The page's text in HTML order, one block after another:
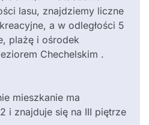
lasu, znajdziemy liczne
a w odległości 5
plażę i ośrodek
Chechelskim .
mieszkanie ma
i znajduje się na III piętrze